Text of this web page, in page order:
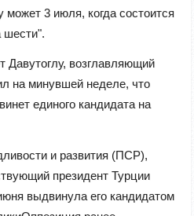
3 июля, когда состоится
шести".
Давутоглу, возглавляющий
на минувшей неделе, что
единого кандидата на
и развития (ПСР),
президент Турции
выдвинула его кандидатом